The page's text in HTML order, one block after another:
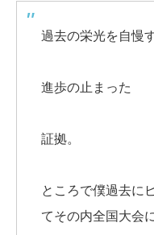
過去の栄光を自慢
進歩の止まった
証拠。
ところで僕過去に
てその内全国大会